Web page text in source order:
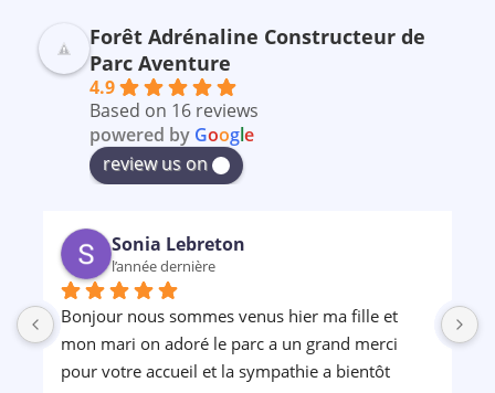
Forêt Adrénaline Constructeur de
Parc Aventure
4.9
Based on 16 reviews
powered by Google
review us on
Sonia Lebreton
l’année dernière
Bonjour nous sommes venus hier ma fille et
mon mari on adoré le parc a un grand merci
pour votre accueil et la sympathie a bientôt